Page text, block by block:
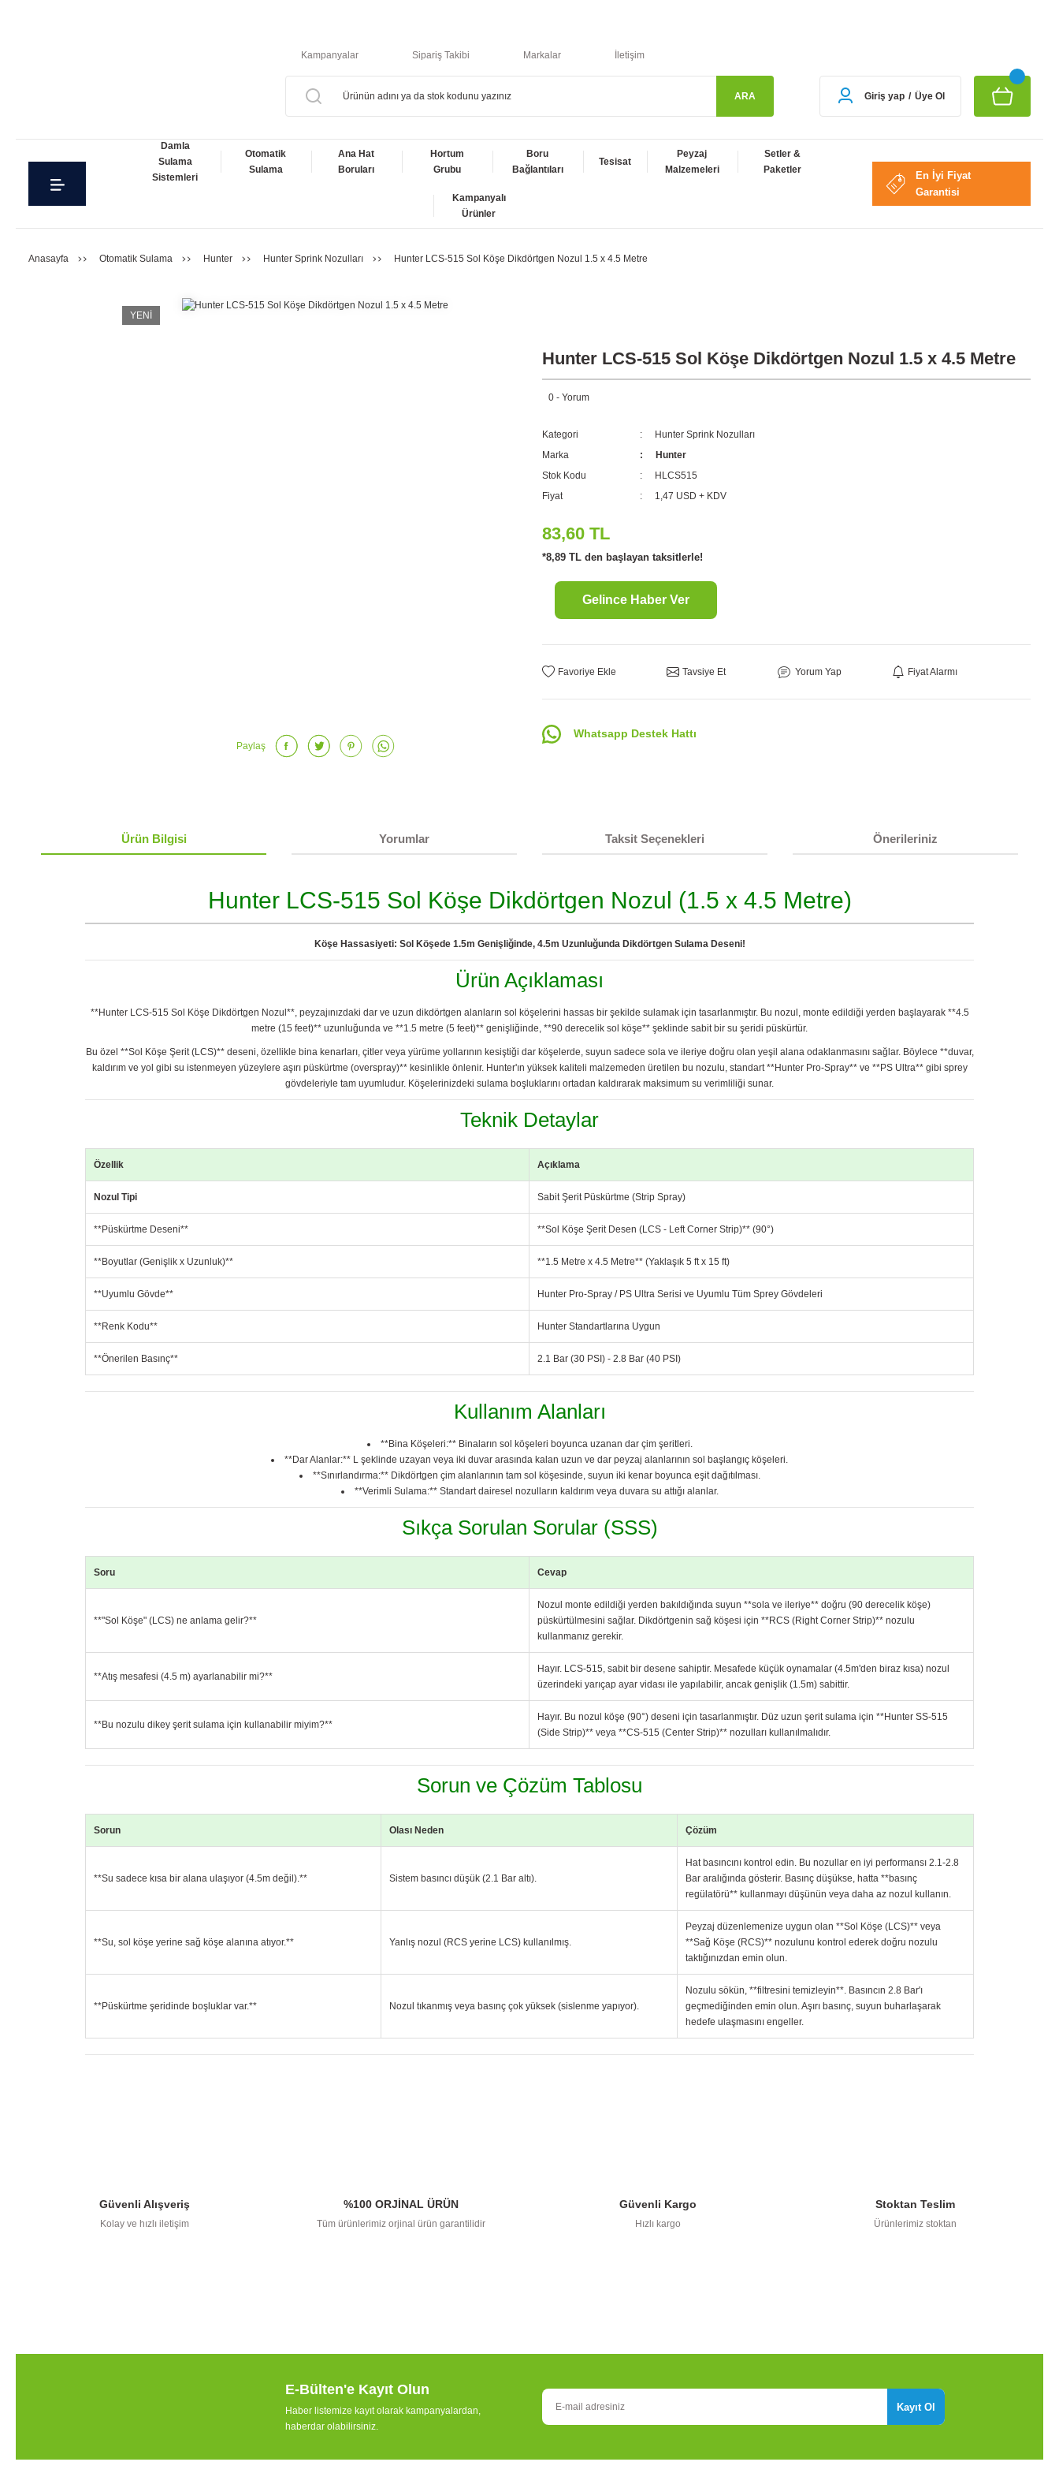
Kampanyalar Sipariş Takibi Markalar İletişim
ARA Giriş yap / Üye Ol
Damla
Sulama
Sistemleri
Otomatik
Sulama
Ana Hat
Boruları
Hortum
Grubu
Boru
Bağlantıları
Tesisat
Peyzaj
Malzemeleri
Setler &
Paketler
Kampanyalı
Ürünler
En İyi Fiyat
Garantisi
Anasayfa Otomatik Sulama Hunter Hunter Sprink Nozulları Hunter LCS-515 Sol Köşe Dikdörtgen Nozul 1.5 x 4.5 Metre
YENİ
Paylaş
Hunter LCS-515 Sol Köşe Dikdörtgen Nozul 1.5 x 4.5 Metre
0 - Yorum
Kategori
Hunter Sprink Nozulları
Marka
Hunter
Stok Kodu
HLCS515
Fiyat
1,47 USD + KDV
83,60 TL
*8,89 TL den başlayan taksitlerle!
Gelince Haber Ver
Tavsiye Et Yorum Yap Fiyat Alarmı
Whatsapp Destek Hattı
Ürün Bilgisi Yorumlar Taksit Seçenekleri Önerileriniz
Hunter LCS-515 Sol Köşe Dikdörtgen Nozul (1.5 x 4.5 Metre)
Köşe Hassasiyeti: Sol Köşede 1.5m Genişliğinde, 4.5m Uzunluğunda Dikdörtgen Sulama Deseni!
Ürün Açıklaması
**Hunter LCS-515 Sol Köşe Dikdörtgen Nozul**, peyzajınızdaki dar ve uzun dikdörtgen alanların sol köşelerini hassas bir şekilde sulamak için tasarlanmıştır. Bu nozul, monte edildiği yerden başlayarak **4.5
metre (15 feet)** uzunluğunda ve **1.5 metre (5 feet)** genişliğinde, **90 derecelik sol köşe** şeklinde sabit bir su şeridi püskürtür.
Bu özel **Sol Köşe Şerit (LCS)** deseni, özellikle bina kenarları, çitler veya yürüme yollarının kesiştiği dar köşelerde, suyun sadece sola ve ileriye doğru olan yeşil alana odaklanmasını sağlar. Böylece **duvar,
kaldırım ve yol gibi su istenmeyen yüzeylere aşırı püskürtme (overspray)** kesinlikle önlenir. Hunter'ın yüksek kaliteli malzemeden üretilen bu nozulu, standart **Hunter Pro-Spray** ve **PS Ultra** gibi sprey
gövdeleriyle tam uyumludur. Köşelerinizdeki sulama boşluklarını ortadan kaldırarak maksimum su verimliliği sunar.
Teknik Detaylar
Özellik Açıklama
Nozul Tipi Sabit Şerit Püskürtme (Strip Spray)
**Püskürtme Deseni** **Sol Köşe Şerit Desen (LCS - Left Corner Strip)** (90°)
**Boyutlar (Genişlik x Uzunluk)** **1.5 Metre x 4.5 Metre** (Yaklaşık 5 ft x 15 ft)
**Uyumlu Gövde** Hunter Pro-Spray / PS Ultra Serisi ve Uyumlu Tüm Sprey Gövdeleri
**Renk Kodu** Hunter Standartlarına Uygun
**Önerilen Basınç** 2.1 Bar (30 PSI) - 2.8 Bar (40 PSI)
Kullanım Alanları
**Bina Köşeleri:** Binaların sol köşeleri boyunca uzanan dar çim şeritleri.
**Dar Alanlar:** L şeklinde uzayan veya iki duvar arasında kalan uzun ve dar peyzaj alanlarının sol başlangıç köşeleri.
**Sınırlandırma:** Dikdörtgen çim alanlarının tam sol köşesinde, suyun iki kenar boyunca eşit dağıtılması.
**Verimli Sulama:** Standart dairesel nozulların kaldırım veya duvara su attığı alanlar.
Sıkça Sorulan Sorular (SSS)
Soru Cevap
**"Sol Köşe" (LCS) ne anlama gelir?**
Nozul monte edildiği yerden bakıldığında suyun **sola ve ileriye** doğru (90 derecelik köşe)
püskürtülmesini sağlar. Dikdörtgenin sağ köşesi için **RCS (Right Corner Strip)** nozulu
kullanmanız gerekir.
**Atış mesafesi (4.5 m) ayarlanabilir mi?**
Hayır. LCS-515, sabit bir desene sahiptir. Mesafede küçük oynamalar (4.5m'den biraz kısa) nozul
üzerindeki yarıçap ayar vidası ile yapılabilir, ancak genişlik (1.5m) sabittir.
**Bu nozulu dikey şerit sulama için kullanabilir miyim?**
Hayır. Bu nozul köşe (90°) deseni için tasarlanmıştır. Düz uzun şerit sulama için **Hunter SS-515
(Side Strip)** veya **CS-515 (Center Strip)** nozulları kullanılmalıdır.
Sorun ve Çözüm Tablosu
Sorun Olası Neden Çözüm
**Su sadece kısa bir alana ulaşıyor (4.5m değil).** Sistem basıncı düşük (2.1 Bar altı).
Hat basıncını kontrol edin. Bu nozullar en iyi performansı 2.1-2.8
Bar aralığında gösterir. Basınç düşükse, hatta **basınç
regülatörü** kullanmayı düşünün veya daha az nozul kullanın.
**Su, sol köşe yerine sağ köşe alanına atıyor.** Yanlış nozul (RCS yerine LCS) kullanılmış.
Peyzaj düzenlemenize uygun olan **Sol Köşe (LCS)** veya
**Sağ Köşe (RCS)** nozulunu kontrol ederek doğru nozulu
taktığınızdan emin olun.
**Püskürtme şeridinde boşluklar var.** Nozul tıkanmış veya basınç çok yüksek (sislenme yapıyor).
Nozulu sökün, **filtresini temizleyin**. Basıncın 2.8 Bar'ı
geçmediğinden emin olun. Aşırı basınç, suyun buharlaşarak
hedefe ulaşmasını engeller.
Gönder
Güvenli Alışveriş
Kolay ve hızlı iletişim
%100 ORJİNAL ÜRÜN
Tüm ürünlerimiz orjinal ürün garantilidir
Güvenli Kargo
Hızlı kargo
Stoktan Teslim
Ürünlerimiz stoktan
E-Bülten'e Kayıt Olun
Haber listemize kayıt olarak kampanyalardan,
haberdar olabilirsiniz.
Kayıt Ol